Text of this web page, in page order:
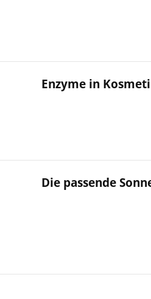
Enzyme in
Die passende